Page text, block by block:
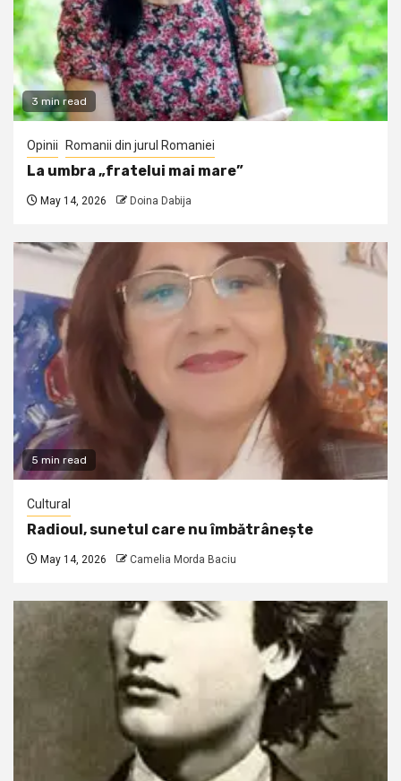
3 min read
Opinii Romanii din jurul Romaniei
La umbra „fratelui mai mare”
May 14, 2026 Doina Dabija
5 min read
Cultural
Radioul, sunetul care nu îmbătrânește
May 14, 2026 Camelia Morda Baciu